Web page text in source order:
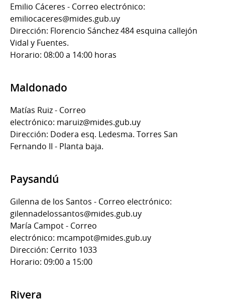
Emilio Cáceres - Correo electrónico:
emiliocaceres@mides.gub.uy
Dirección: Florencio Sánchez 484 esquina callejón
Vidal y Fuentes.
Horario: 08:00 a 14:00 horas
Maldonado
Matías Ruiz - Correo
electrónico: maruiz@mides.gub.uy
Dirección: Dodera esq. Ledesma. Torres San
Fernando II - Planta baja.
Paysandú
Gilenna de los Santos - Correo electrónico:
gilennadelossantos@mides.gub.uy
María Campot - Correo
electrónico: mcampot@mides.gub.uy
Dirección: Cerrito 1033
Horario: 09:00 a 15:00
Rivera